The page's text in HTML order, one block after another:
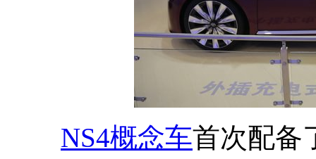
NS4概念车首次配备